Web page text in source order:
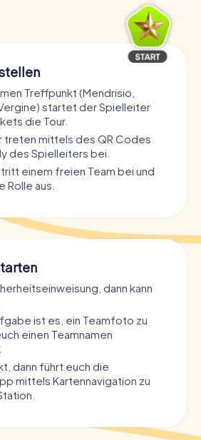
Treffpunkt (Mendrisio,
startet der Spielleiter
die Tour.
treten mittels des QR Codes
des Spielleiters bei.
einem freien Team bei und
Rolle aus.
dann kann
ist es, ein Teamfoto zu
einen Teamnamen
dann führt euch die
mittels Kartennavigation zu